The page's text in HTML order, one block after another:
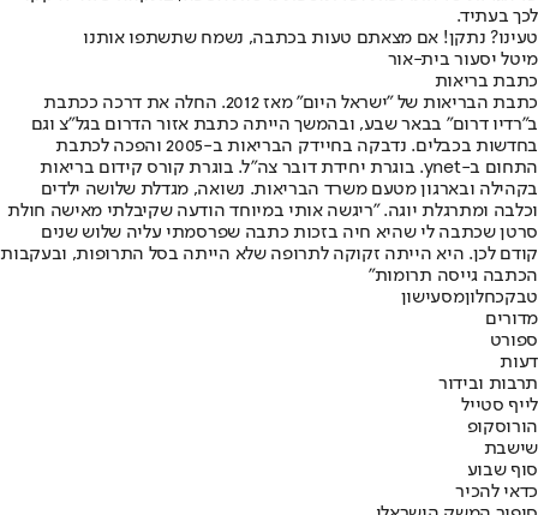
לכך בעתיד.
טעינו? נתקן! אם מצאתם טעות בכתבה, נשמח שתשתפו אותנו
מיטל יסעור בית-אור
כתבת בריאות
כתבת הבריאות של "ישראל היום" מאז 2012. החלה את דרכה ככתבת
ב"רדיו דרום" בבאר שבע, ובהמשך הייתה כתבת אזור הדרום בגל"צ וגם
בחדשות בכבלים. נדבקה בחיידק הבריאות ב-2005 והפכה לכתבת
התחום ב-ynet. בוגרת יחידת דובר צה"ל. בוגרת קורס קידום בריאות
בקהילה ובארגון מטעם משרד הבריאות. נשואה, מגדלת שלושה ילדים
וכלבה ומתרגלת יוגה. "ריגשה אותי במיוחד הודעה שקיבלתי מאישה חולת
סרטן שכתבה לי שהיא חיה בזכות כתבה שפרסמתי עליה שלוש שנים
קודם לכן. היא הייתה זקוקה לתרופה שלא הייתה בסל התרופות, ובעקבות
הכתבה גייסה תרומות"
טבקכחלוןמסעישון
מדורים
ספורט
דעות
תרבות ובידור
לייף סטייל
הורוסקופ
שישבת
סוף שבוע
כדאי להכיר